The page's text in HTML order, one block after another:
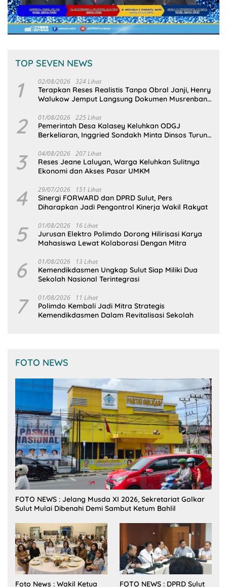
TOP SEVEN NEWS
1 02/08/2026 324 Lihat
Terapkan Reses Realistis Tanpa Obral Janji, Henry
Walukow Jemput Langsung Dokumen Musrenbang
2 01/08/2026 225 Lihat
Pemerintah Desa Kalasey Keluhkan ODGJ
Berkeliaran, Inggried Sondakh Minta Dinsos Turun
3 04/08/2026 207 Lihat
Reses Jeane Laluyan, Warga Keluhkan Sulitnya
Ekonomi dan Akses Pasar UMKM
4 29/07/2026 151 Lihat
Sinergi FORWARD dan DPRD Sulut, Pers
Diharapkan Jadi Pengontrol Kinerja Wakil Rakyat
5 01/08/2026 16 Lihat
Jurusan Elektro Polimdo Dorong Hilirisasi Karya
Mahasiswa Lewat Kolaborasi Dengan Mitra
6 01/08/2026 13 Lihat
Kemendikdasmen Ungkap Sulut Siap Miliki Dua
Sekolah Nasional Terintegrasi
7 01/08/2026 11 Lihat
Polimdo Kembali Jadi Mitra Strategis
Kemendikdasmen Dalam Revitalisasi Sekolah
FOTO NEWS
FOTO NEWS : Jelang Musda XI 2026, Sekretariat Golkar
Sulut Mulai Dibenahi Demi Sambut Ketum Bahlil
Foto News : Wakil Ketua FOTO NEWS : DPRD Sulut